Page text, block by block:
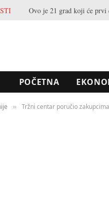
POČETNA
» Tržni centar poručio